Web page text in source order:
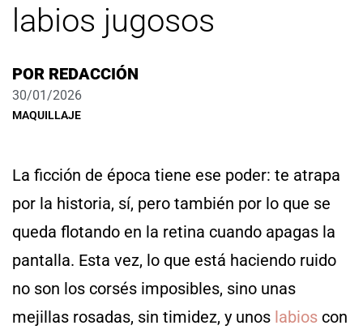
labios jugosos
POR REDACCIÓN
30/01/2026
MAQUILLAJE
La ficción de época tiene ese poder: te atrapa
por la historia, sí, pero también por lo que se
queda flotando en la retina cuando apagas la
pantalla. Esta vez, lo que está haciendo ruido
no son los corsés imposibles, sino unas
mejillas rosadas, sin timidez, y unos labios con